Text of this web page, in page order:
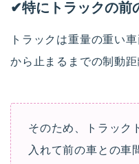
✔︎特にトラックの前
トラックは重量の重い
から止まるまでの制動
そのため、トラック
入れて前の車との車